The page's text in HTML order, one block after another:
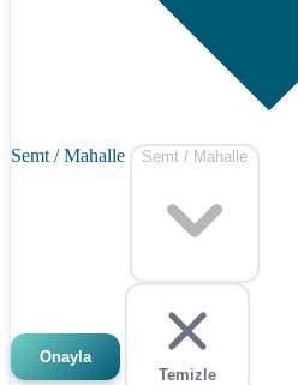
Semt / Mahalle Semt / Mahalle
Onayla
Temizle